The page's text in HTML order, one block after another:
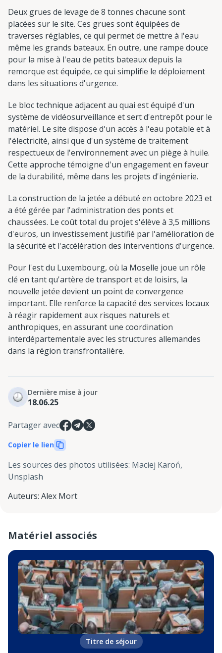
Deux grues de levage de 8 tonnes chacune sont
placées sur le site. Ces grues sont équipées de
traverses réglables, ce qui permet de mettre à l'eau
même les grands bateaux. En outre, une rampe douce
pour la mise à l'eau de petits bateaux depuis la
remorque est équipée, ce qui simplifie le déploiement
dans les situations d'urgence.
Le bloc technique adjacent au quai est équipé d'un
système de vidéosurveillance et sert d'entrepôt pour le
matériel. Le site dispose d'un accès à l'eau potable et à
l'électricité, ainsi que d'un système de traitement
respectueux de l'environnement avec un piège à huile.
Cette approche témoigne d'un engagement en faveur
de la durabilité, même dans les projets d'ingénierie.
La construction de la jetée a débuté en octobre 2023 et
a été gérée par l'administration des ponts et
chaussées. Le coût total du projet s'élève à 3,5 millions
d'euros, un investissement justifié par l'amélioration de
la sécurité et l'accélération des interventions d'urgence.
Pour l'est du Luxembourg, où la Moselle joue un rôle
clé en tant qu'artère de transport et de loisirs, la
nouvelle jetée devient un point de convergence
important. Elle renforce la capacité des services locaux
à réagir rapidement aux risques naturels et
anthropiques, en assurant une coordination
interdépartementale avec les structures allemandes
dans la région transfrontalière.
Dernière mise à jour
18.06.25
Partager avec
Copier le lien
Les sources des photos utilisées: Maciej Karoń,
Unsplash
Auteurs: Alex Mort
Matériel associés
Titre de séjour